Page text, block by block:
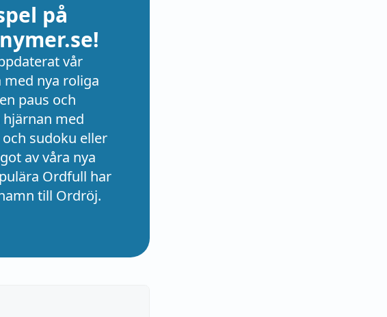
på
vår
med nya roliga
paus och
med
sudoku eller
av våra nya
Ordfull har
till Ordröj.